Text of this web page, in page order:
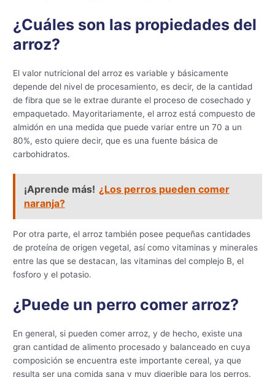
¿Cuáles son las propiedades del
arroz?
El valor nutricional del arroz es variable y básicamente
depende del nivel de procesamiento, es decir, de la cantidad
de fibra que se le extrae durante el proceso de cosechado y
empaquetado. Mayoritariamente, el arroz está compuesto de
almidón en una medida que puede variar entre un 70 a un
80%, esto quiere decir, que es una fuente básica de
carbohidratos.
¡Aprende más! ¿Los perros pueden comer
naranja?
Por otra parte, el arroz también posee pequeñas cantidades
de proteína de origen vegetal, así como vitaminas y minerales
entre las que se destacan, las vitaminas del complejo B, el
fosforo y el potasio.
¿Puede un perro comer arroz?
En general, si pueden comer arroz, y de hecho, existe una
gran cantidad de alimento procesado y balanceado en cuya
composición se encuentra este importante cereal, ya que
resulta ser una comida sana y muy digerible para los perros.